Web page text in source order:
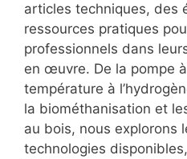
articles techniques, des
ressources pratiques
professionnels dans
en œuvre. De la pompe
température à
la biométhanisation et
au bois, nous explorons
technologies